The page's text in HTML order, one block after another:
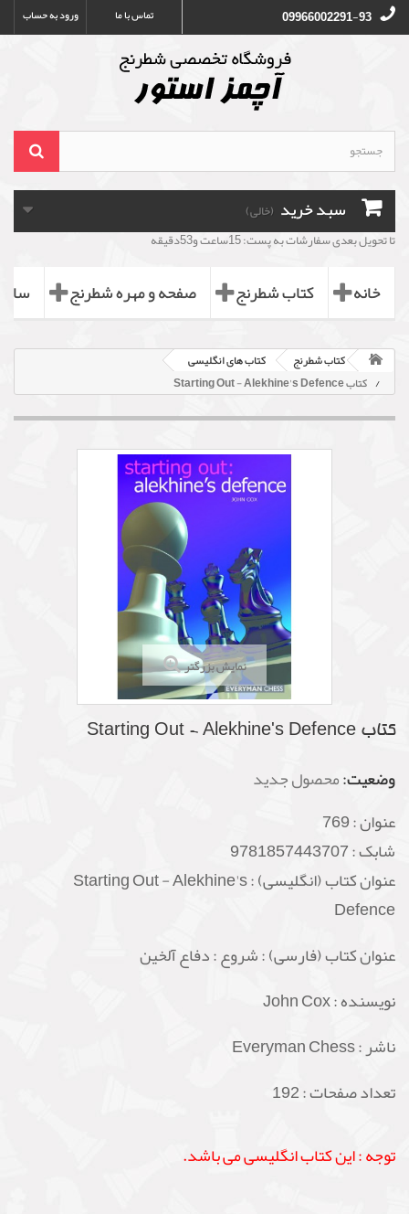
ورود به حساب تماس با ما 09966002291-93
سبد خرید (خالی)
تا تحویل بعدی سفارشات به پست: 15ساعت و53دقیقه
خانه کتاب شطرنج صفحه و مهره شطرنج
کتاب شطرنج
کتاب های انگلیسی
کتاب Starting Out - Alekhine's Defence
نمایش بزرگتر
کتاب Starting Out - Alekhine's Defence
وضعیت:محصول جدید
عنوان :769
شابک :9781857443707
عنوان کتاب (انگلیسی) : Starting Out - Alekhine's
Defence
عنوان کتاب (فارسی) : شروع : دفاع آلخین
نویسنده : John Cox
ناشر : Everyman Chess
تعداد صفحات : 192
توجه : این کتاب انگلیسی می باشد.